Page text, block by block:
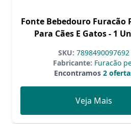
Fonte Bebedouro Furacão
Para Cães E Gatos - 1
SKU: 7898490097692
Fabricante: Furacão
Encontramos2
Veja Mais